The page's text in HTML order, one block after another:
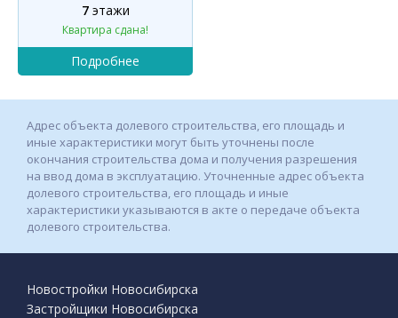
7этажи
Квартира сдана!
Адрес объекта долевого строительства, его площадь и
иные характеристики могут быть уточнены после
окончания строительства дома и получения разрешения
на ввод дома в эксплуатацию. Уточненные адрес объекта
долевого строительства, его площадь и иные
характеристики указываются в акте о передаче объекта
долевого строительства.
Новостройки Новосибирска
Застройщики Новосибирска